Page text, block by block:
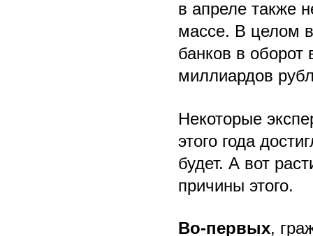
в апреле также
массе. В целом
банков в
миллиардов
Некоторые
этого года
будет. А вот
причины этого.
Во-первых,